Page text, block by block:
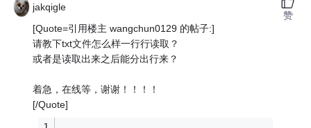
jakqigle
[Quote=引用楼主 wangchun0129 的帖子:]
请教下txt文件怎么样一行行读取？
或者是读取出来之后能分出行来？
着急，在线等，谢谢！！！！
[/Quote]
赞